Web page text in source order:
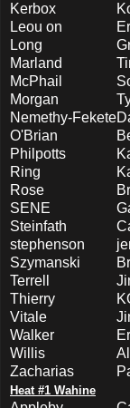
Kerbox
Leou on
Long
Marland
McPhail
Morgan
Nemethy-Fekete
O'Brian
Philpotts
Ring
Rose
SENE
Steinfath
stephenson
Szymanski
Terrell
Thierry
Vitale
Walker
Willis
Zacharias
Heat #1 Wahine